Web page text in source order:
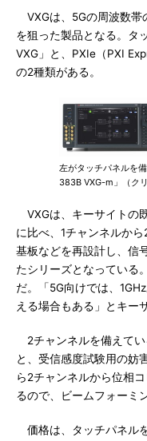
VXGは、5Gの周波数帯
を狙った製品となる。タ
VXG」と、PXIe（PXI
の2種類がある。
左がタッチパネルを
383B VXG-m」（ク
VXGは、キーサイトの
に比べ、1チャンネルか
基板などを再設計し、信
たシリーズとなっている
だ。「5G向けでは、
える場合もある」とキー
2チャンネルを備えて
と、受信感度試験用の妨
ら2チャンネルから位相
るので、ビームフォーミ
価格は、タッチパネル